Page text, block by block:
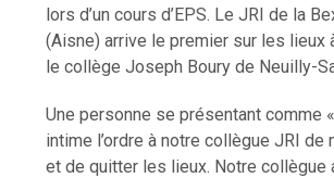
lors d’un cours d’EPS. Le JRI de la
(Aisne) arrive le premier sur les lieux
le collège Joseph Boury de Neuilly-
Une personne se présentant comme
intime l’ordre à notre collègue JRI de
et de quitter les lieux. Notre collègue